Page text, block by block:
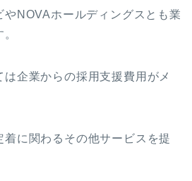
NOVAホールディングスとも業
は企業からの採用支援費用がメ
着に関わるその他サービスを提